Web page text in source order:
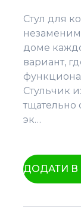
Стул для
доме
вариант,
Стульчик
эк…
ДОДАТИ